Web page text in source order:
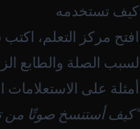
كيف تستخدمه
افتح مركز التعلم
لسبب الصلة والطابع
أمثلة على الاستعلامات
"كيف أستنسخ صوتًا من